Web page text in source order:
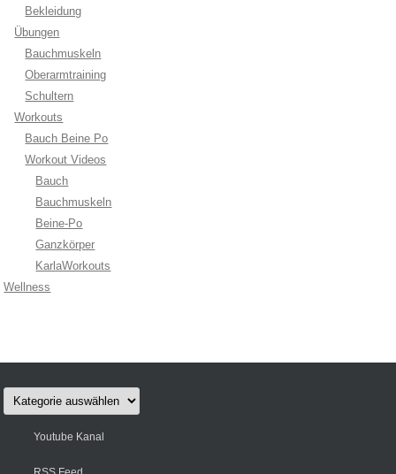
Bekleidung
Übungen
Bauchmuskeln
Oberarmtraining
Schultern
Workouts
Bauch Beine Po
Workout Videos
Bauch
Bauchmuskeln
Beine-Po
Ganzkörper
KarlaWorkouts
Wellness
Kategorien
Youtube Kanal